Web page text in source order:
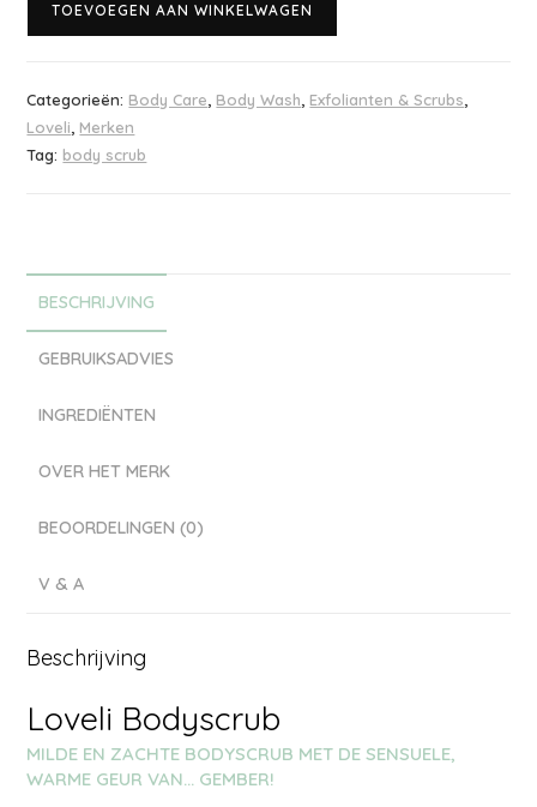
TOEVOEGEN AAN WINKELWAGEN
Categorieën: Body Care Body Wash Exfolianten & Scrubs
Loveli Merken
Tag: body scrub
BESCHRIJVING
GEBRUIKSADVIES
INGREDIËNTEN
OVER HET MERK
BEOORDELINGEN (0)
V & A
Beschrijving
Loveli Bodyscrub
MILDE EN ZACHTE BODYSCRUB MET DE SENSUELE,
WARME GEUR VAN… GEMBER!